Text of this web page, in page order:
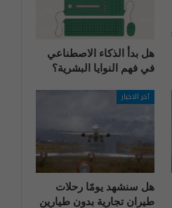
هل بدأ الذكاء الاصطناعي
في فهم النوايا البشرية؟
آخر الاخبار
هل سنشهد يومًا رحلات
طيران تجارية بدون طيارين